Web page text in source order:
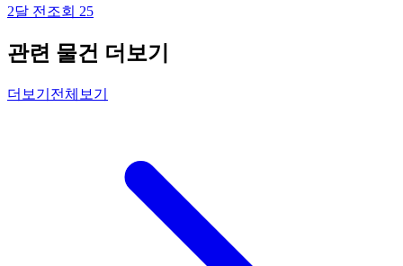
2달 전 조회 25
관련 물건 더보기
더보기 전체보기